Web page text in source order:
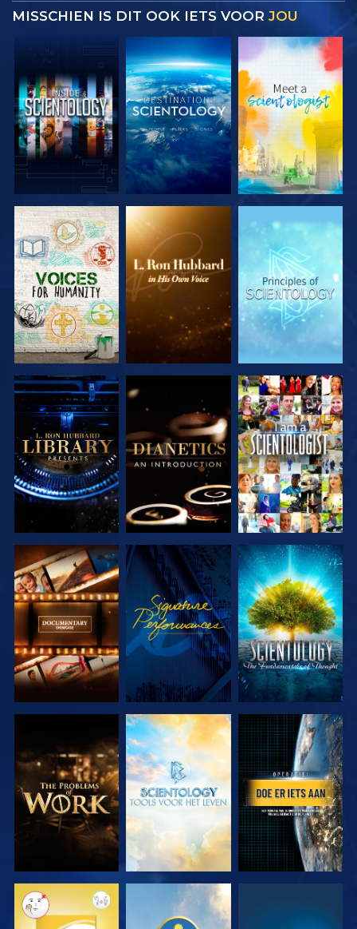
MISSCHIEN IS DIT OOK IETS VOOR JOU
VERKEN DE
SERIE
VERKEN DE
SERIE
VERKEN DE
SERIE
VERKEN DE
SERIE
VERKEN DE
SERIE
KIJK
VERKEN DE
SERIE
KIJK
VERKEN DE
SERIE
VERKEN DE
SERIE
VERKEN DE
SERIE
KIJK